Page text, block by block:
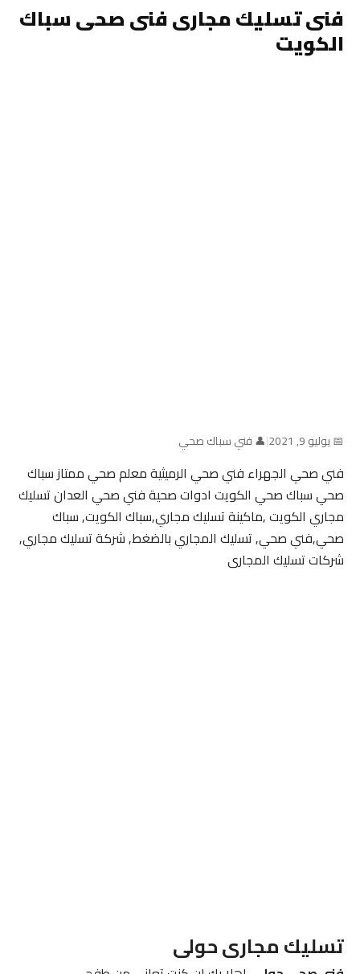
فنى تسليك مجارى فنى صحى سباك
الكويت
📅 يوليو 9, 2021 |👤 فني سباك صحي
فني صحي الجهراء فني صحي الرميثية معلم صحي ممتاز سباك
صحي سباك صحي الكويت ادوات صحية فني صحي العدان تسليك
مجاري الكويت ,ماكينة تسليك مجاري,سباك الكويت, سباك
صحي,فني صحي, تسليك المجاري بالضغط, شركة تسليك مجاري,
شركات تسليك المجارى
تسليك مجارى حولى